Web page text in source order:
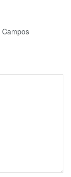
Campos